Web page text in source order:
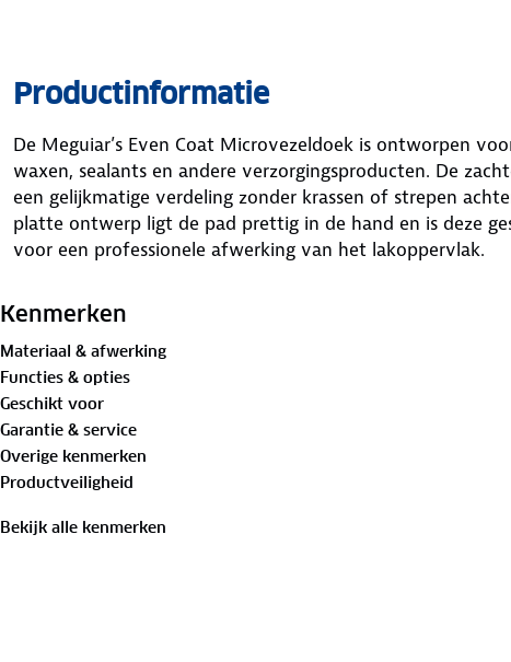
Productinformatie
De Meguiar’s Even Coat Microvezeldoek is ontworpen
waxen, sealants en andere verzorgingsproducten. De
een gelijkmatige verdeling zonder krassen of strepen
platte ontwerp ligt de pad prettig in de hand en is deze
voor een professionele afwerking van het lakoppervlak.
Kenmerken
Materiaal & afwerking
Functies & opties
Geschikt voor
Garantie & service
Overige kenmerken
Productveiligheid
Bekijk alle kenmerken